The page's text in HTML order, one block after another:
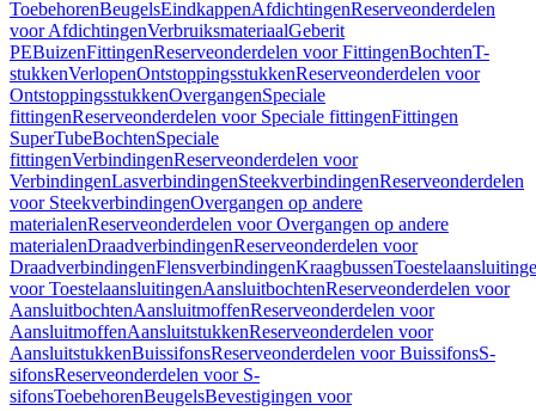
ToebehorenBeugelsEindkappenAfdichtingenReserveonderdelen
voor AfdichtingenVerbruiksmateriaalGeberit
PEBuizenFittingenReserveonderdelen voor FittingenBochtenT-
stukkenVerlopenOntstoppingsstukkenReserveonderdelen voor
OntstoppingsstukkenOvergangenSpeciale
fittingenReserveonderdelen voor Speciale fittingenFittingen
SuperTubeBochtenSpeciale
fittingenVerbindingenReserveonderdelen voor
VerbindingenLasverbindingenSteekverbindingenReserveonderdelen
voor SteekverbindingenOvergangen op andere
materialenReserveonderdelen voor Overgangen op andere
materialenDraadverbindingenReserveonderdelen voor
DraadverbindingenFlensverbindingenKraagbussen
voor ToestelaansluitingenAansluitbochtenReserveonderdelen voor
AansluitbochtenAansluitmoffenReserveonderdelen voor
AansluitmoffenAansluitstukkenReserveonderdelen voor
AansluitstukkenBuissifonsReserveonderdelen voor BuissifonsS-
sifonsReserveonderdelen voor S-
sifonsToebehorenBeugelsBevestigingen voor